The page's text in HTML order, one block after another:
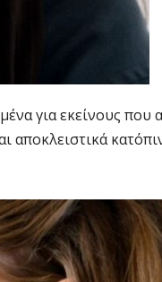
για εκείνους που
αποκλειστικά